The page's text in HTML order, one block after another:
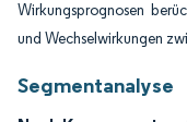
Wirkungsprognosen
und Wechselwirkungen
Segmentanalyse